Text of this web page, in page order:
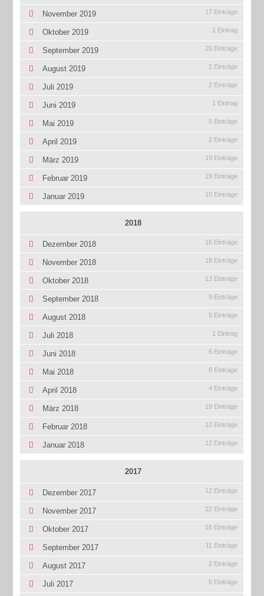
November 2019 17 Einträge
Oktober 2019 1 Eintrag
September 2019 25 Einträge
August 2019 2 Einträge
Juli 2019 2 Einträge
Juni 2019 1 Eintrag
Mai 2019 5 Einträge
April 2019 2 Einträge
März 2019 19 Einträge
Februar 2019 19 Einträge
Januar 2019 10 Einträge
2018
Dezember 2018 16 Einträge
November 2018 18 Einträge
Oktober 2018 13 Einträge
September 2018 9 Einträge
August 2018 5 Einträge
Juli 2018 1 Eintrag
Juni 2018 6 Einträge
Mai 2018 8 Einträge
April 2018 4 Einträge
März 2018 19 Einträge
Februar 2018 12 Einträge
Januar 2018 12 Einträge
2017
Dezember 2017 12 Einträge
November 2017 22 Einträge
Oktober 2017 16 Einträge
September 2017 11 Einträge
August 2017 2 Einträge
Juli 2017 5 Einträge